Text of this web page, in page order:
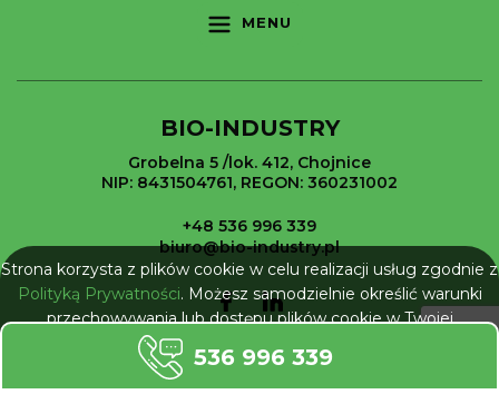
MENU
BIO-INDUSTRY
Grobelna 5 /lok. 412, Chojnice
NIP: 8431504761, REGON: 360231002
+48 536 996 339
biuro@bio-industry.pl
All rights reserved © 2026 Bio-Industry
536 996 339
Strona korzysta z plików cookie w celu realizacji usług zgodnie z
Polityką Prywatności. Możesz samodzielnie określić warunki
przechowywania lub dostępu plików cookie w Twojej
przeglądarce.
NIE POKAZUJ WIĘCEJ